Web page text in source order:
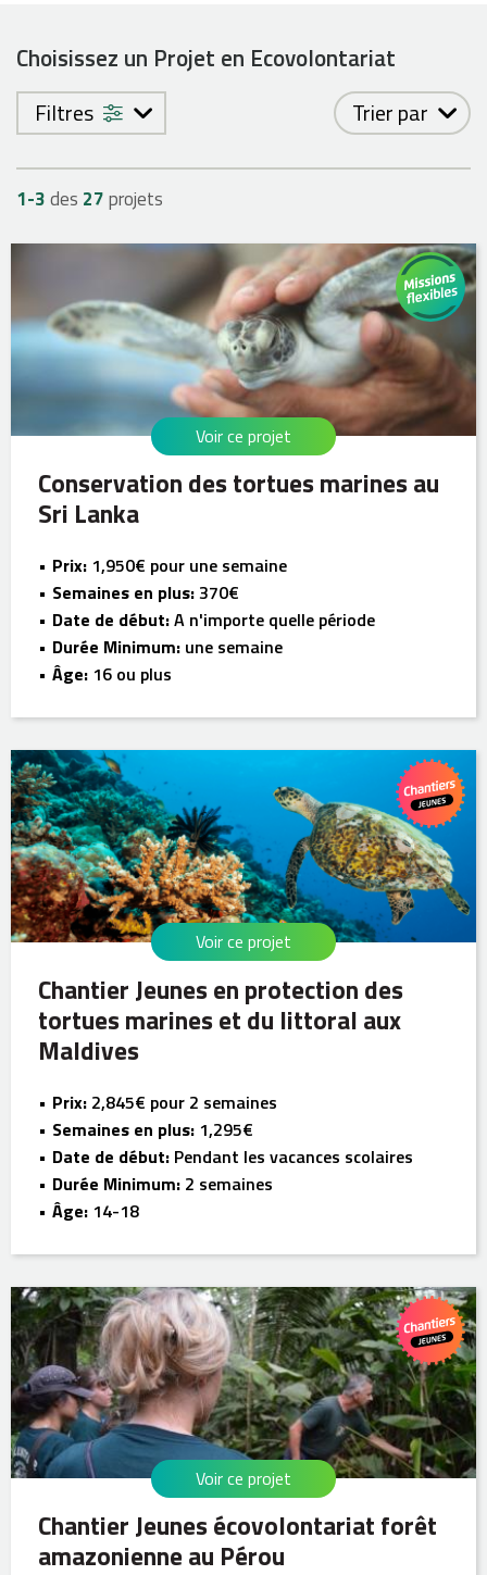
Choisissez un Projet en Ecovolontariat
Filtres Trier par
1-3des 27projets
Conservation des tortues marines au
Sri Lanka
Voir ce projet
Prix: 1,950€ pour une semaine
Semaines en plus:370€
Date de début:A n'importe quelle période
Durée Minimum: une semaine
Âge: 16 ou plus
Chantier Jeunes en protection des
tortues marines et du littoral aux
Maldives
Voir ce projet
Prix: 2,845€ pour 2 semaines
Semaines en plus: 1,295€
Date de début: Pendant les vacances scolaires
Durée Minimum: 2 semaines
Âge: 14-18
Chantier Jeunes écovolontariat forêt
amazonienne au Pérou
Voir ce projet